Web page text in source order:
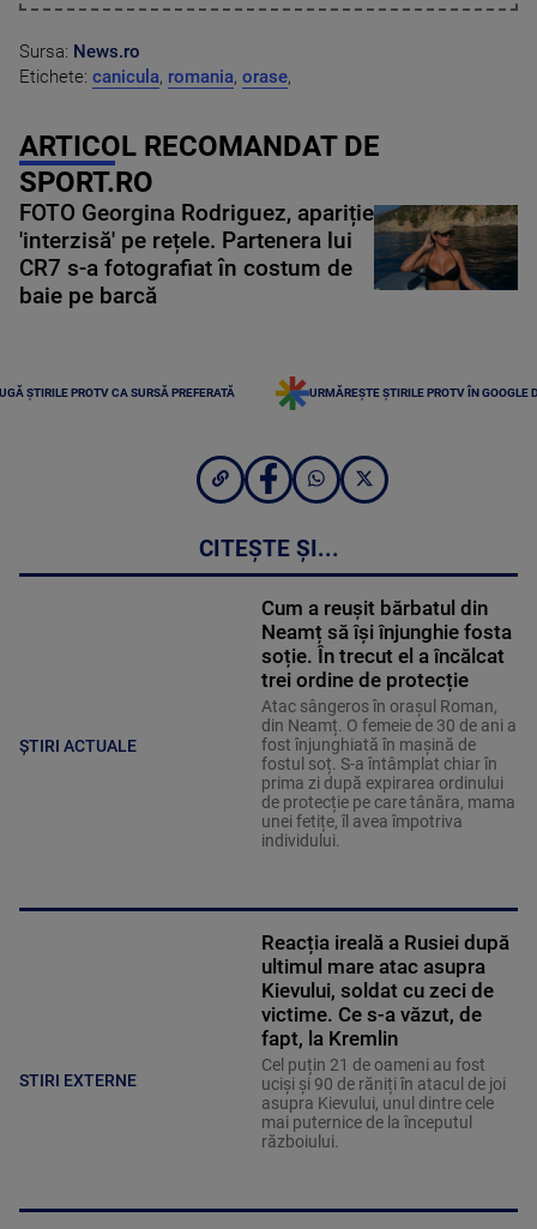
Sursa: News.ro
Etichete: canicula, romania, orase,
ARTICOL RECOMANDAT DE
SPORT.RO
FOTO Georgina Rodriguez, apariție
'interzisă' pe rețele. Partenera lui
CR7 s-a fotografiat în costum de
baie pe barcă
ȘTIRILE PROTV CA SURSĂ PREFERATĂ URMĂREȘTE ȘTIRILE PROTV ÎN GOOGLE
CITEȘTE ȘI...
ȘTIRI ACTUALE
Cum a reușit bărbatul din
Neamț să își înjunghie fosta
soție. În trecut el a încălcat
trei ordine de protecție
Atac sângeros în orașul Roman,
din Neamț. O femeie de 30 de ani a
fost înjunghiată în mașină de
fostul soț. S-a întâmplat chiar în
prima zi după expirarea ordinului
de protecție pe care tânăra, mama
unei fetițe, îl avea împotriva
individului.
STIRI EXTERNE
Reacția ireală a Rusiei după
ultimul mare atac asupra
Kievului, soldat cu zeci de
victime. Ce s-a văzut, de
fapt, la Kremlin
Cel puțin 21 de oameni au fost
uciși și 90 de răniți în atacul de joi
asupra Kievului, unul dintre cele
mai puternice de la începutul
războiului.